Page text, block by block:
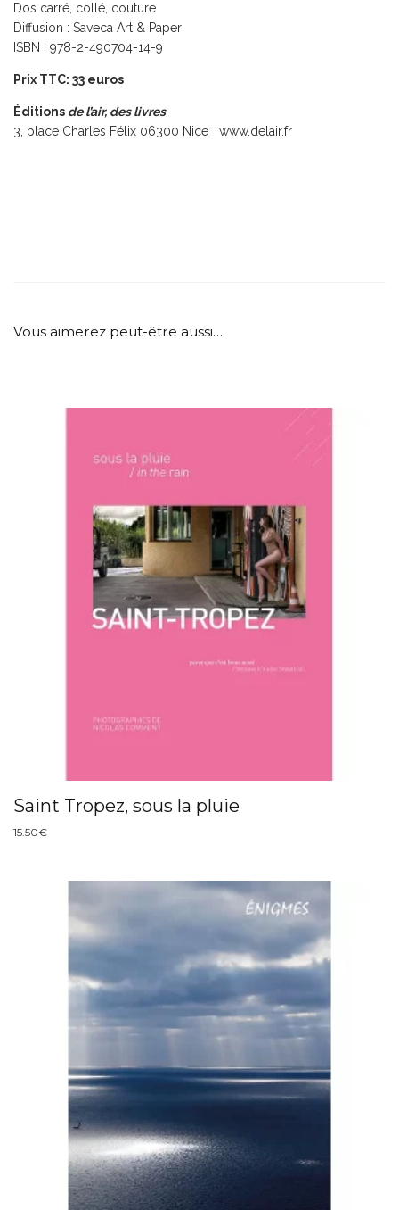
Dos carré, collé, couture
Diffusion : Saveca Art & Paper
ISBN : 978-2-490704-14-9
Prix TTC: 33 euros
Éditions de l’air, des livres
3, place Charles Félix 06300 Nice www.delair.fr
Vous aimerez peut-être aussi…
Saint Tropez, sous la pluie
15.50€